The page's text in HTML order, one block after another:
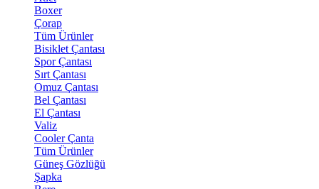
Boxer
Çorap
Tüm Ürünler
Bisiklet Çantası
Spor Çantası
Sırt Çantası
Omuz Çantası
Bel Çantası
El Çantası
Valiz
Cooler Çanta
Tüm Ürünler
Güneş Gözlüğü
Şapka